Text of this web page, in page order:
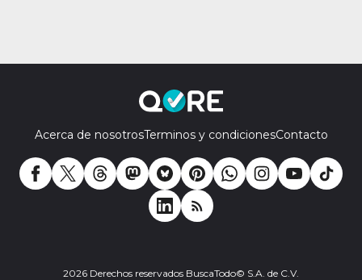
Acerca de nosotrosTerminos y condicionesContacto
2026 Derechos reservados BuscaTodo© S.A. de C.V.